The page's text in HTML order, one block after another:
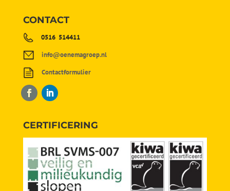
CONTACT
0516 514411
info@oenemagroep.nl
Contactformulier
CERTIFICERING